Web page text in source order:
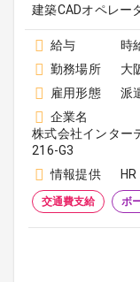
建築CADオペレー
給与
時
勤務場所
大
雇用形態
派
企業名
株式会社インター
216-G3
情報提供
交通費支給 ボ